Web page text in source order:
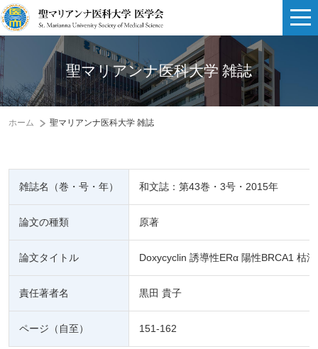
聖マリアンナ医科大学 雑誌
ホーム 聖マリアンナ医科大学 雑誌
雑誌名（巻・号・年） 和文誌：第43巻・3号・2015年
論文の種類 原著
論文タイトル Doxycyclin 誘導性ERα 陽性BRCA1 枯
責任著者名 黒田 貴子
ページ（自至） 151-162